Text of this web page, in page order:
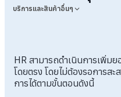
บริการและสินค้าอื่นๆ
HR สามารถดำเนินการเพิ่ม
โดยตรง โดยไม่ต้องรอการส
การได้ตามขั้นตอนดังนี้